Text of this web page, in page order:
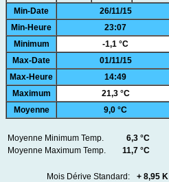
Min-Date
26/11/15
Min-Heure
23:07
Minimum
-1,1 °C
Max-Date
01/11/15
Max-Heure
14:49
Maximum
21,3 °C
Moyenne
9,0 °C
Moyenne Minimum Temp.
6,3 °C
Moyenne Maximum Temp.
11,7 °C
Mois Dérive Standard:
+ 8,95 K